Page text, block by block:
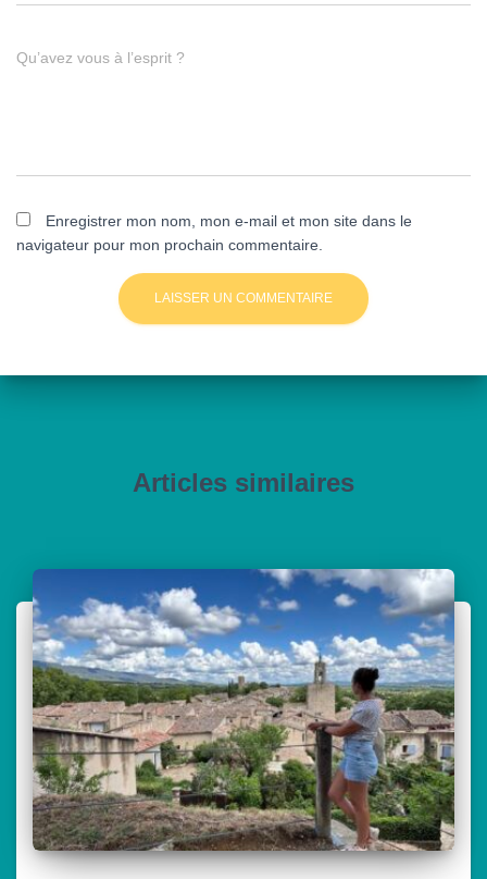
Qu’avez vous à l’esprit ?
Enregistrer mon nom, mon e-mail et mon site dans le
navigateur pour mon prochain commentaire.
Articles similaires